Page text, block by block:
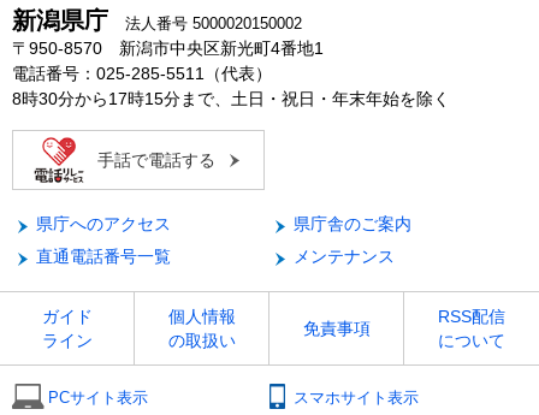
新潟県庁 法人番号 5000020150002
〒950-8570 新潟市中央区新光町4番地1
電話番号：025-285-5511（代表）
8時30分から17時15分まで、土日・祝日・年末年始を除く
手話で電話する
県庁へのアクセス
県庁舎のご案内
直通電話番号一覧
メンテナンス
ガイド
ライン
個人情報
の取扱い
免責事項
RSS配信
について
PCサイト表示 スマホサイト表示